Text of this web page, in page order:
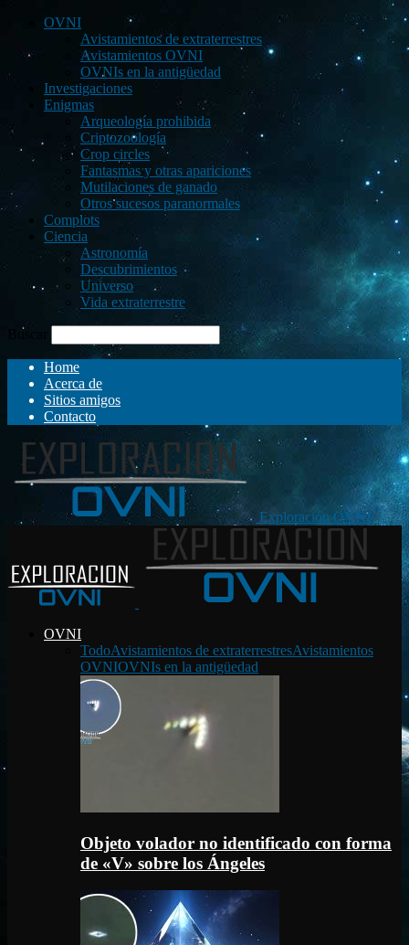
OVNI
Avistamientos de extraterrestres
Avistamientos OVNI
OVNIs en la antigüedad
Investigaciones
Enigmas
Arqueología prohibida
Criptozoología
Crop circles
Fantasmas y otras apariciones
Mutilaciones de ganado
Otros sucesos paranormales
Complots
Ciencia
Astronomía
Descubrimientos
Universo
Vida extraterrestre
Buscar
Home
Acerca de
Sitios amigos
Contacto
Exploración OVNI
OVNI
TodoAvistamientos de extraterrestresAvistamientos
OVNIOVNIs en la antigüedad
Objeto volador no identificado con forma
de «V» sobre los Ángeles